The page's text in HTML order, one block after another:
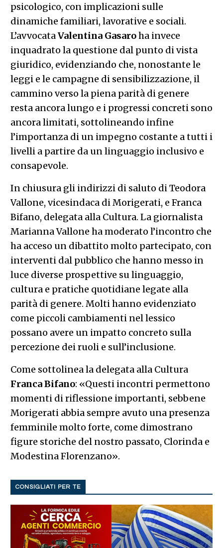
psicologico, con implicazioni sulle
dinamiche familiari, lavorative e sociali.
L’avvocata Valentina Gasaroha invece
inquadrato la questione dal punto di vista
giuridico, evidenziando che, nonostante le
leggi e le campagne di sensibilizzazione, il
cammino verso la piena parità di genere
resta ancora lungo e i progressi concreti sono
ancora limitati, sottolineando infine
l’importanza di un impegno costante a tutti i
livelli a partire da un linguaggio inclusivo e
consapevole.
In chiusura gli indirizzi di saluto di Teodora
Vallone, vicesindaca di Morigerati, e Franca
Bifano, delegata alla Cultura. La giornalista
Marianna Vallone ha moderato l’incontro che
ha acceso un dibattito molto partecipato, con
interventi dal pubblico che hanno messo in
luce diverse prospettive su linguaggio,
cultura e pratiche quotidiane legate alla
parità di genere. Molti hanno evidenziato
come piccoli cambiamenti nel lessico
possano avere un impatto concreto sulla
percezione dei ruoli e sull’inclusione.
Come sottolinea la delegata alla Cultura
Franca Bifano: «Questi incontri permettono
momenti di riflessione importanti, sebbene
Morigerati abbia sempre avuto una presenza
femminile molto forte, come dimostrano
figure storiche del nostro passato, Clorinda e
Modestina Florenzano».
CONSIGLIATI PER TE